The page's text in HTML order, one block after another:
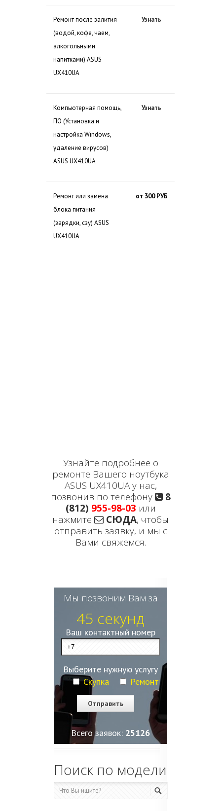
Ремонт после залития
(водой, кофе, чаем,
алкогольными
напитками) ASUS
UX410UA
Узнать
Компьютерная помощь,
ПО (Установка и
настройка Windows,
удаление вирусов)
ASUS UX410UA
Узнать
Ремонт или замена
блока питания
(зарядки, сзу) ASUS
UX410UA
от 300 РУБ
Узнайте подробнее о
ремонте Вашего ноутбука
ASUS UX410UA у нас,
позвонив по телефону
8
(812) 955-98-03 или
нажмите
СЮДА, чтобы
отправить заявку, и мы с
Вами свяжемся.
Мы позвоним Вам за
45 секунд
Ваш контактный номер
Выберите нужную услугу
Скупка
Ремонт
Всего заявок: 25129
Поиск по модели